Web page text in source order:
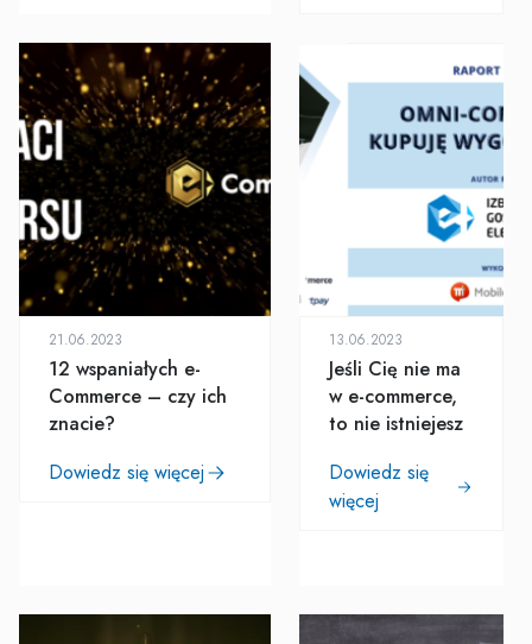
21.06.2023
12 wspaniałych e-
Commerce – czy ich
znacie?
Dowiedz się więcej
13.06.2023
Jeśli Cię nie ma
w e-commerce,
to nie istniejesz
Dowiedz się
więcej